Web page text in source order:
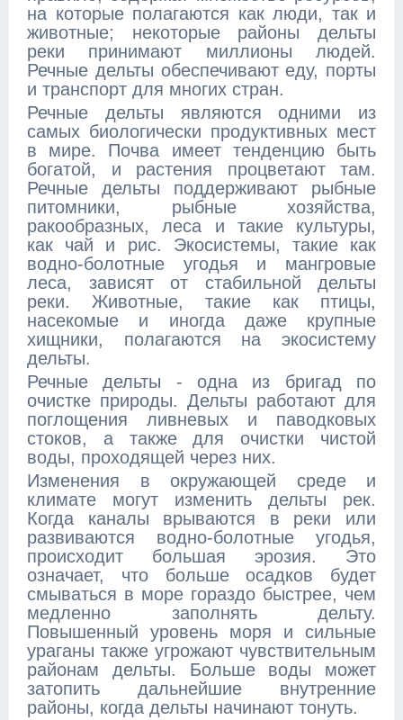
на которые полагаются как люди, так и
животные; некоторые районы дельты
реки принимают миллионы людей.
Речные дельты обеспечивают еду, порты
и транспорт для многих стран.
Речные дельты являются одними из
самых биологически продуктивных мест
в мире. Почва имеет тенденцию быть
богатой, и растения процветают там.
Речные дельты поддерживают рыбные
питомники, рыбные хозяйства,
ракообразных, леса и такие культуры,
как чай и рис. Экосистемы, такие как
водно-болотные угодья и мангровые
леса, зависят от стабильной дельты
реки. Животные, такие как птицы,
насекомые и иногда даже крупные
хищники, полагаются на экосистему
дельты.
Речные дельты - одна из бригад по
очистке природы. Дельты работают для
поглощения ливневых и паводковых
стоков, а также для очистки чистой
воды, проходящей через них.
Изменения в окружающей среде и
климате могут изменить дельты рек.
Когда каналы врываются в реки или
развиваются водно-болотные угодья,
происходит большая эрозия. Это
означает, что больше осадков будет
смываться в море гораздо быстрее, чем
медленно заполнять дельту.
Повышенный уровень моря и сильные
ураганы также угрожают чувствительным
районам дельты. Больше воды может
затопить дальнейшие внутренние
районы, когда дельты начинают тонуть.